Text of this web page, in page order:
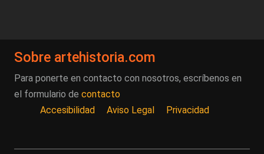
Sobre artehistoria.com
Para ponerte en contacto con nosotros, escríbenos en
el formulario de contacto
Accesibilidad
Aviso Legal Privacidad